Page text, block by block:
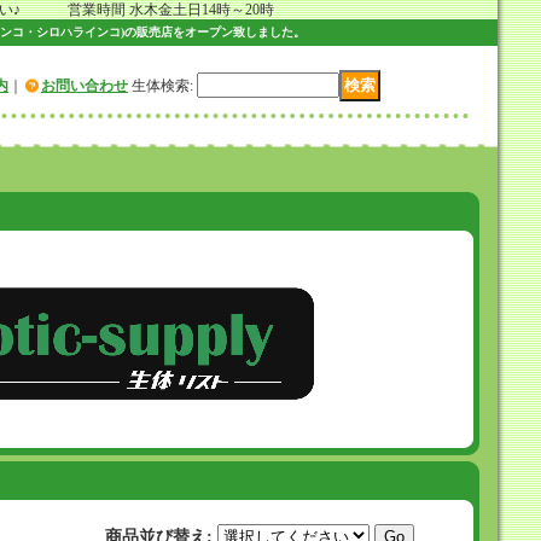
♪ 営業時間 水木金土日14時～20時
・シロハラインコ)の販売店をオープン致しました。
お問い合わせ 生体検索:
商品並び替え :